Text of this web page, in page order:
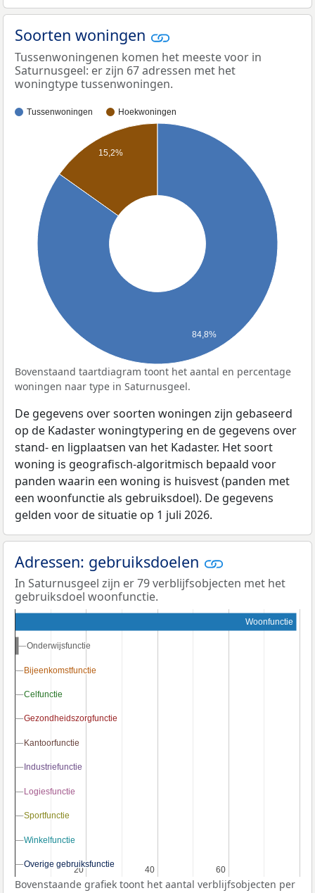
Soorten woningen
Tussenwoningenen komen het meeste voor in
Saturnusgeel: er zijn 67 adressen met het
woningtype tussenwoningen.
Tussenwoningen Hoekwoningen
15,2%
84,8%
Bovenstaand taartdiagram toont het aantal en percentage
woningen naar type in Saturnusgeel.
De gegevens over soorten woningen zijn gebaseerd
op de Kadaster woningtypering en de gegevens over
stand- en ligplaatsen van het Kadaster. Het soort
woning is geografisch-algoritmisch bepaald voor
panden waarin een woning is huisvest (panden met
een woonfunctie als gebruiksdoel). De gegevens
gelden voor de situatie op 1 juli 2026.
Adressen: gebruiksdoelen
In Saturnusgeel zijn er 79 verblijfsobjecten met het
gebruiksdoel woonfunctie.
20
20 40
40 60
60
Woonfunctie
Onderwijsfunctie
Onderwijsfunctie
Bijeenkomstfunctie
Bijeenkomstfunctie
Celfunctie
Celfunctie
Gezondheidszorgfunctie
Gezondheidszorgfunctie
Kantoorfunctie
Kantoorfunctie
Industriefunctie
Industriefunctie
Logiesfunctie
Logiesfunctie
Sportfunctie
Sportfunctie
Winkelfunctie
Winkelfunctie
Overige gebruiksfunctie
Overige gebruiksfunctie
Bovenstaande grafiek toont het aantal verblijfsobjecten per